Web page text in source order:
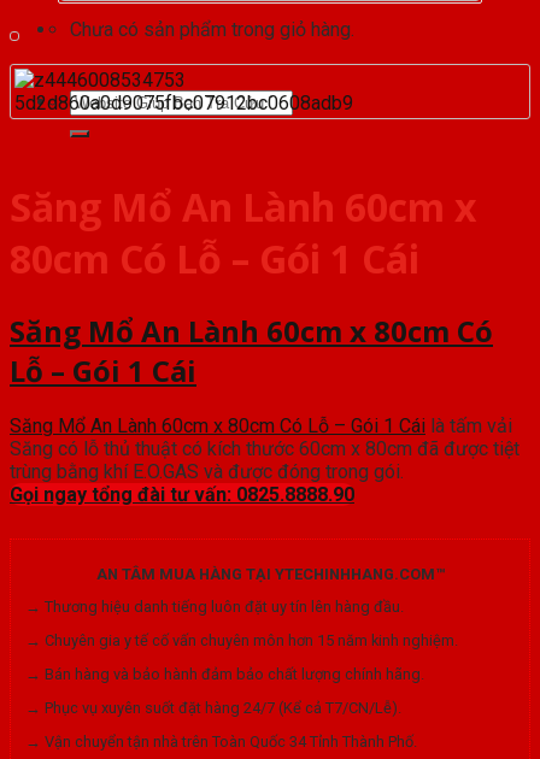
Chưa có sản phẩm trong giỏ hàng.
Tìm
kiếm:
Săng Mổ An Lành 60cm x
80cm Có Lỗ – Gói 1 Cái
Săng Mổ An Lành 60cm x 80cm Có
Lỗ – Gói 1 Cái
Săng Mổ An Lành 60cm x 80cm Có Lỗ – Gói 1 Cái là tấm vải
Săng có lỗ thủ thuật có kích thước 60cm x 80cm đã được tiệt
trùng bằng khí E.O.GAS và được đóng trong gói.
Gọi ngay tổng đài tư vấn: 0825.8888.90
AN TÂM MUA HÀNG TẠI YTECHINHHANG.COM™
→ Thương hiệu danh tiếng luôn đặt uy tín lên hàng đầu.
→ Chuyên gia y tế cố vấn chuyên môn hơn 15 năm kinh nghiệm.
→ Bán hàng và bảo hành đảm bảo chất lượng chính hãng.
→ Phục vụ xuyên suốt đặt hàng 24/7 (Kể cả T7/CN/Lễ).
→ Vận chuyển tận nhà trên Toàn Quốc 34 Tỉnh Thành Phố.